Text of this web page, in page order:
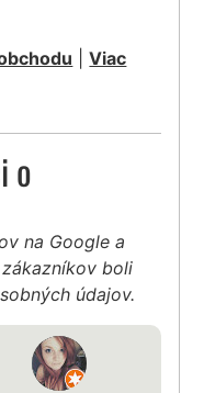
|Viac
o
na Google a
boli
údajov.